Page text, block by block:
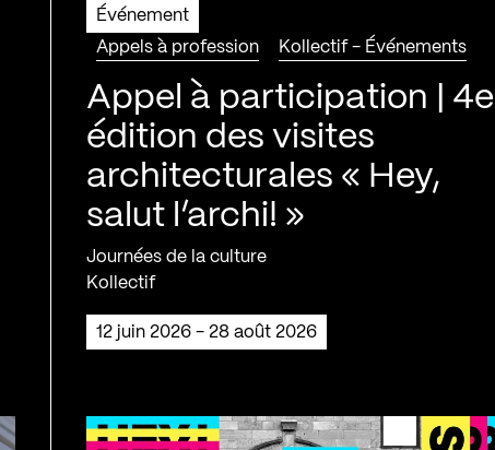
Événement
Appels à profession
Kollectif - Événements
Appel à participation | 4e
édition des visites
architecturales « Hey,
salut l’archi! »
Journées de la culture
Kollectif
12 juin 2026 - 28 août 2026